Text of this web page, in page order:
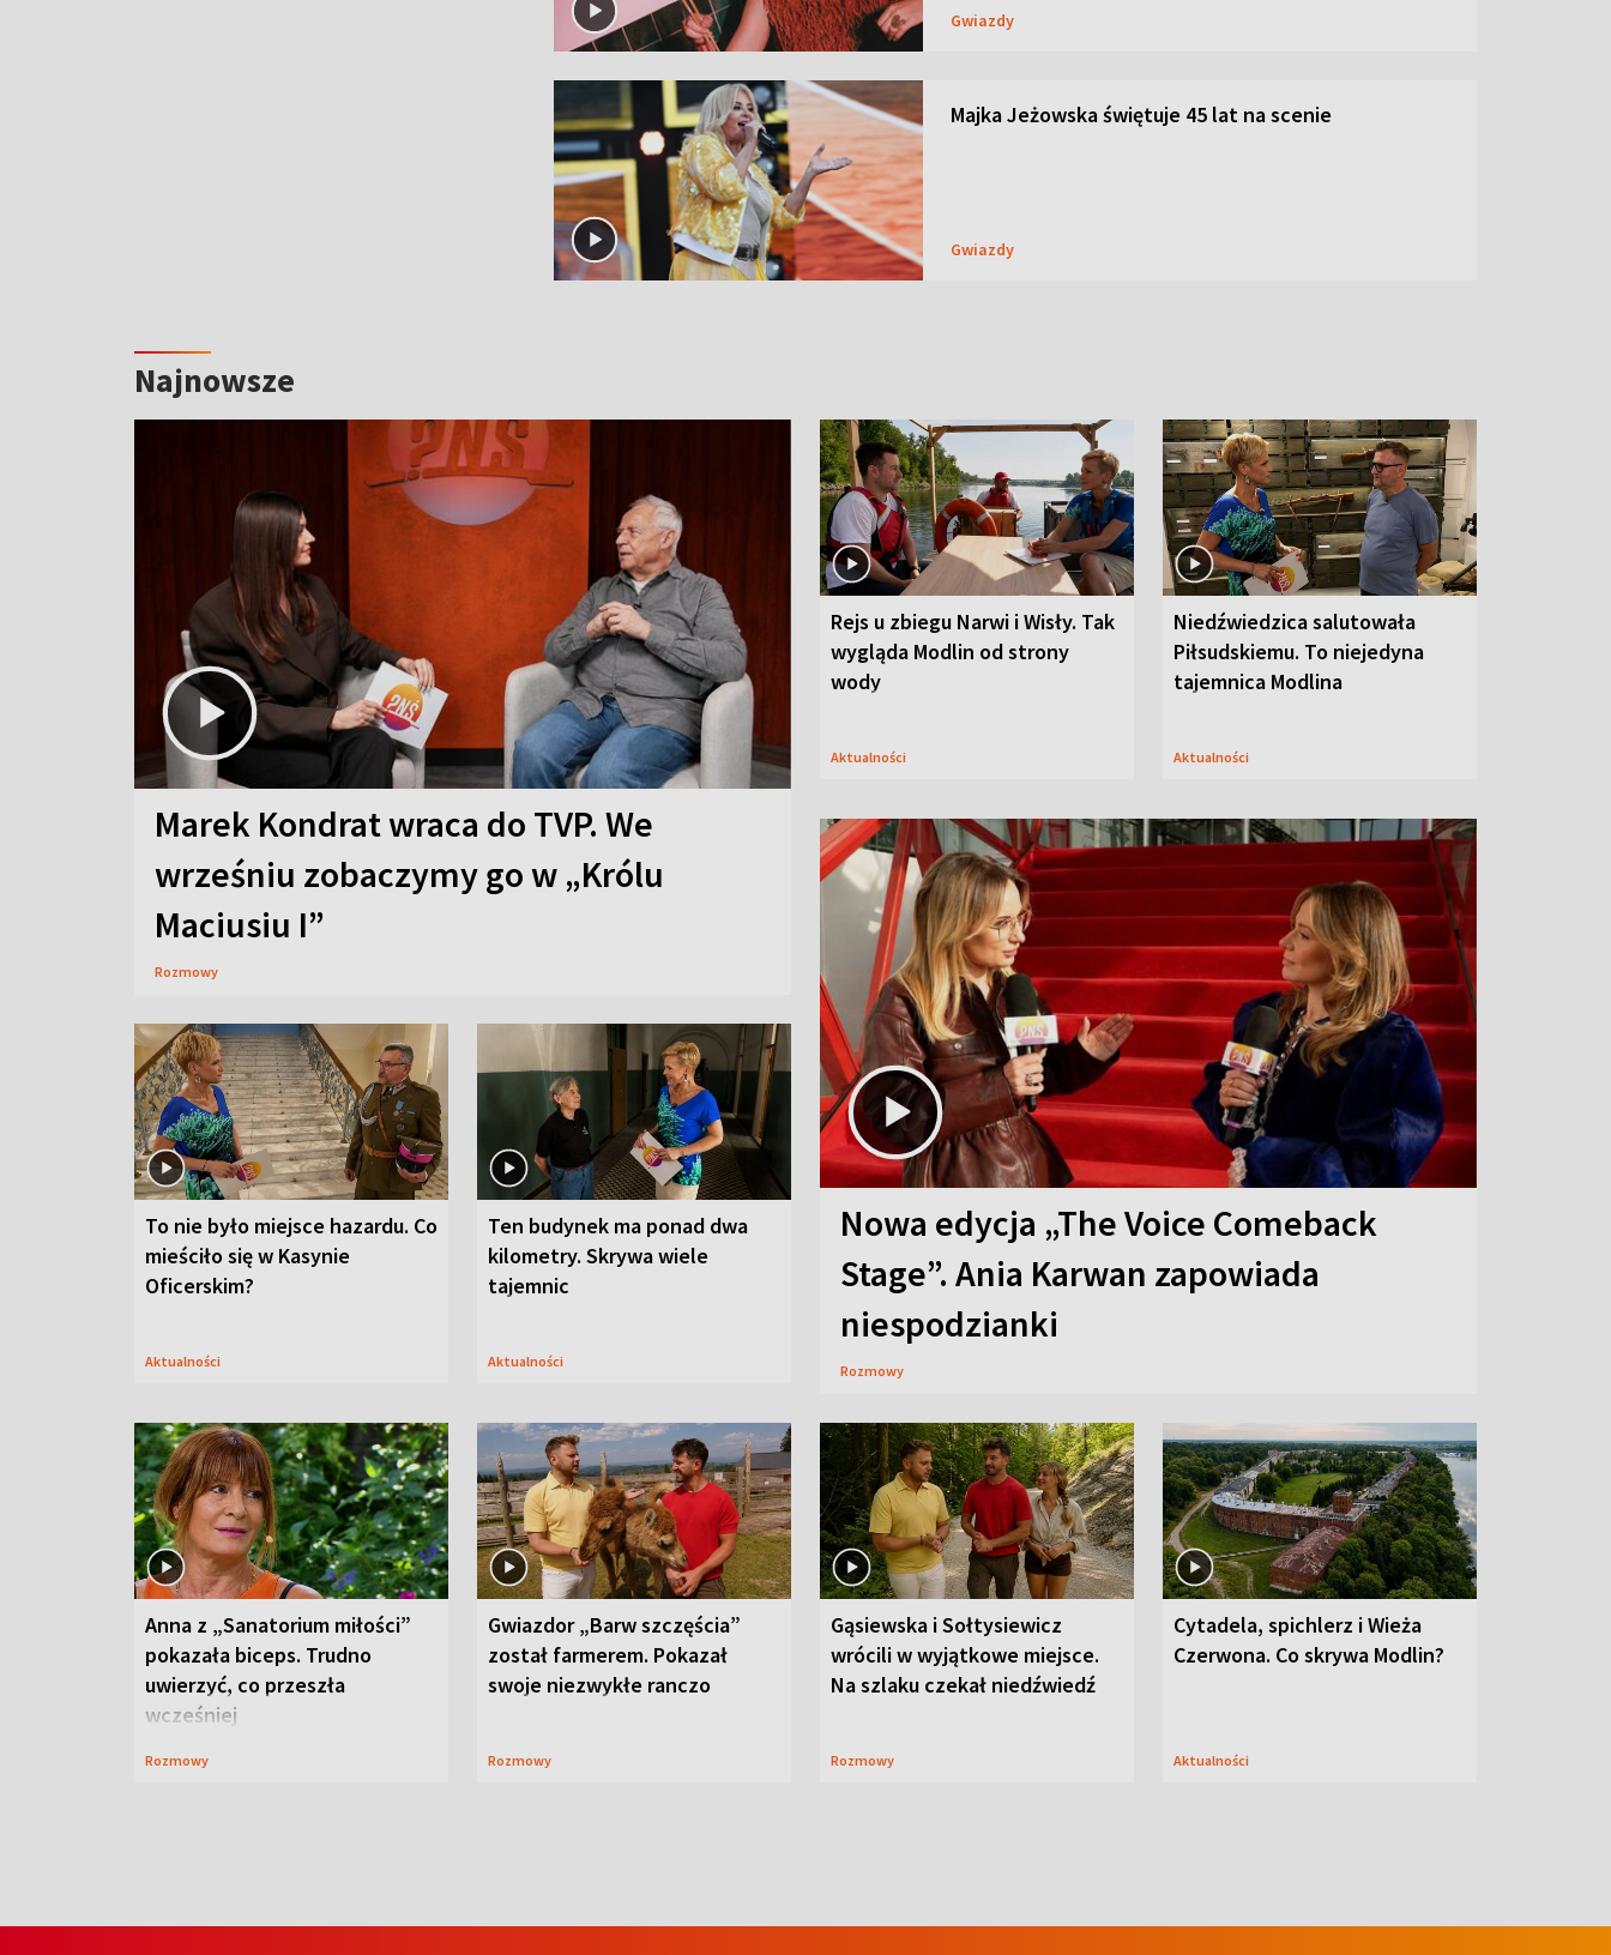
Gwiazdy
Majka Jeżowska świętuje 45 lat na scenie
Gwiazdy
Najnowsze
Marek Kondrat wraca do TVP. We
wrześniu zobaczymy go w „Królu
Maciusiu I”
Rozmowy
Rejs u zbiegu Narwi i Wisły. Tak
wygląda Modlin od strony
wody
Aktualności
Niedźwiedzica salutowała
Piłsudskiemu. To niejedyna
tajemnica Modlina
Aktualności
To nie było miejsce hazardu. Co
mieściło się w Kasynie
Oficerskim?
Aktualności
Ten budynek ma ponad dwa
kilometry. Skrywa wiele
tajemnic
Aktualności
Nowa edycja „The Voice Comeback
Stage”. Ania Karwan zapowiada
niespodzianki
Rozmowy
Anna z „Sanatorium miłości”
pokazała biceps. Trudno
uwierzyć, co przeszła
wcześniej
Rozmowy
Gwiazdor „Barw szczęścia”
został farmerem. Pokazał
swoje niezwykłe ranczo
Rozmowy
Gąsiewska i Sołtysiewicz
wrócili w wyjątkowe miejsce.
Na szlaku czekał niedźwiedź
Rozmowy
Cytadela, spichlerz i Wieża
Czerwona. Co skrywa Modlin?
Aktualności